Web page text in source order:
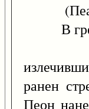
В
ранен
Пеон